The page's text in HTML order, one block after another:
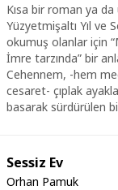
Kısa bir roman ya
Yüzyetmişaltı Yıl ve
okumuş olanlar için
İmre tarzında” bir
Cehennem, -hem
cesaret- çıplak
basarak sürdürülen
Sessiz Ev
Orhan Pamuk